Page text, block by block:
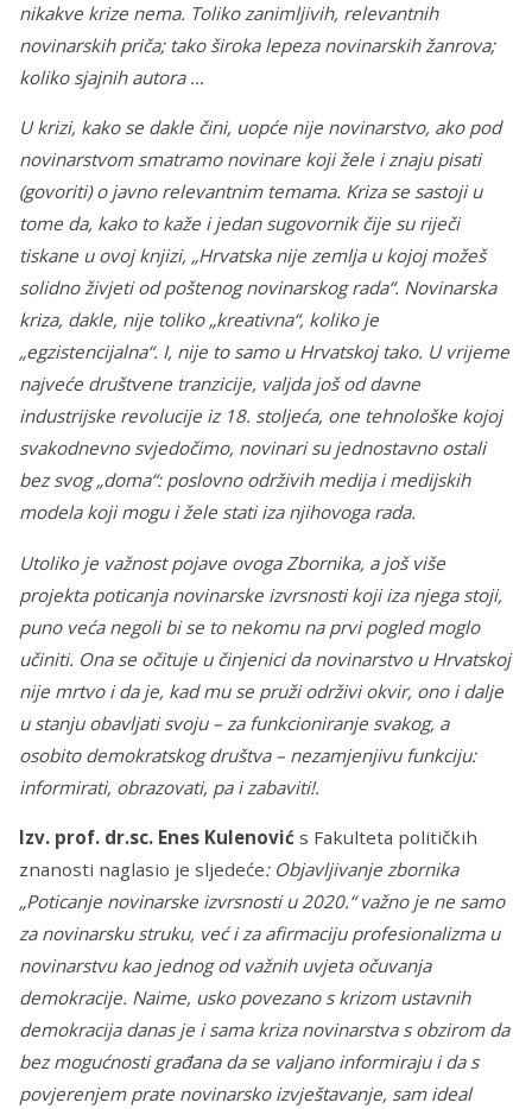
nikakve krize nema. Toliko zanimljivih, relevantnih
novinarskih priča; tako široka lepeza novinarskih žanrova;
koliko sjajnih autora …
U krizi, kako se dakle čini, uopće nije novinarstvo, ako pod
novinarstvom smatramo novinare koji žele i znaju pisati
(govoriti) o javno relevantnim temama. Kriza se sastoji u
tome da, kako to kaže i jedan sugovornik čije su riječi
tiskane u ovoj knjizi, „Hrvatska nije zemlja u kojoj možeš
solidno živjeti od poštenog novinarskog rada“. Novinarska
kriza, dakle, nije toliko „kreativna“, koliko je
„egzistencijalna“. I, nije to samo u Hrvatskoj tako. U vrijeme
najveće društvene tranzicije, valjda još od davne
industrijske revolucije iz 18. stoljeća, one tehnološke kojoj
svakodnevno svjedočimo, novinari su jednostavno ostali
bez svog „doma“: poslovno održivih medija i medijskih
modela koji mogu i žele stati iza njihovoga rada.
Utoliko je važnost pojave ovoga Zbornika, a još više
projekta poticanja novinarske izvrsnosti koji iza njega stoji,
puno veća negoli bi se to nekomu na prvi pogled moglo
učiniti. Ona se očituje u činjenici da novinarstvo u Hrvatskoj
nije mrtvo i da je, kad mu se pruži održivi okvir, ono i dalje
u stanju obavljati svoju – za funkcioniranje svakog, a
osobito demokratskog društva – nezamjenjivu funkciju:
informirati, obrazovati, pa i zabaviti!.
Izv. prof. dr.sc. Enes Kulenović s Fakulteta političkih
znanosti naglasio je sljedeće: Objavljivanje zbornika
„Poticanje novinarske izvrsnosti u 2020.“ važno je ne samo
za novinarsku struku, već i za afirmaciju profesionalizma u
novinarstvu kao jednog od važnih uvjeta očuvanja
demokracije. Naime, usko povezano s krizom ustavnih
demokracija danas je i sama kriza novinarstva s obzirom da
bez mogućnosti građana da se valjano informiraju i da s
povjerenjem prate novinarsko izvještavanje, sam ideal